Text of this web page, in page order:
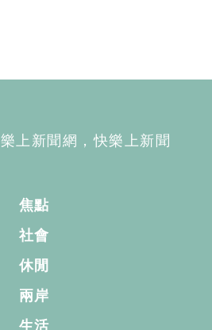
樂上新聞網，快樂上新聞
焦點
社會
休閒
兩岸
生活